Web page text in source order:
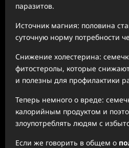
паразитов.
Источник магния: половина
суточную норму потребности
Снижение холестерина:
фитостеролы, которые
и полезны для профилактики
Теперь немного о вреде:
калорийным продуктом и
злоупотреблять людям с
Если же говорить в общем о